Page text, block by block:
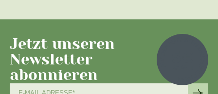
Jetzt unseren
Newsletter
abonnieren